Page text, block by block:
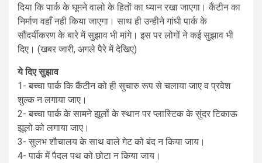
दिया कि पार्क के घूमने वालो के हितों का ध्यान रखा जाएगा। कैंटीन का
निर्माण वहाँ नही किया जाएगा। साथ ही उन्हीने गांधी पार्क के
सौंदर्यीकरण के बारे में सुझाव भी मांगे। इस पर लोगों ने कई सुझाव भी
दिए। (खबर जारी, अगले पैरे में देखिए)
ये दिए सुझाव
1- बच्चा पार्क कि कैंटीन को ही सुचारु रूप से चलाया जाए व प्रवेश
शुल्क न लगाया जाए।
2- बच्चा पार्क के सामने झूलों के स्थान पर प्लास्टिक के सुंदर टिकाऊ
झूलो को लगाया जाए।
3- सुलभ शौचालय के साथ वाले गेट को बंद न किया जाय।
4- पार्क में पैदल पथ को छोटा न किया जाय।